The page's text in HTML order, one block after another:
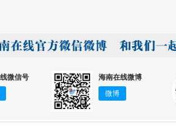
微信号 海南在线微博
微博